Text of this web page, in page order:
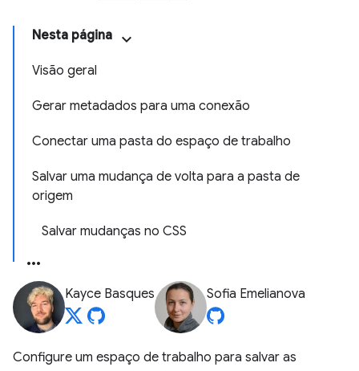
Nesta página
Visão geral
Gerar metadados para uma conexão
Conectar uma pasta do espaço de trabalho
Salvar uma mudança de volta para a pasta de
origem
Salvar mudanças no CSS
Kayce Basques Sofia Emelianova
Configure um espaço de trabalho para salvar as